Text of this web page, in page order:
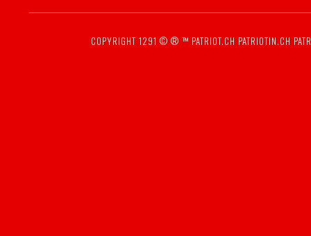
COPYRIGHT 1291 © ® ™ PATRIOT.CH PATRIOTIN.CH